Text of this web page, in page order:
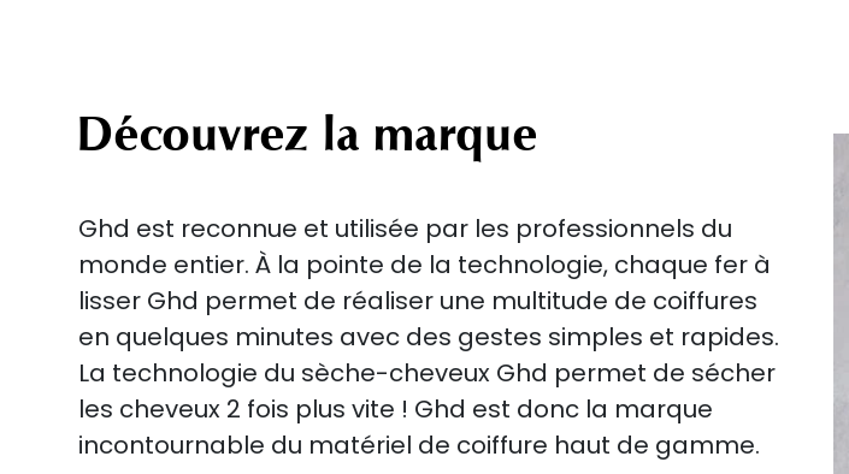
Découvrez la marque
Ghd est reconnue et utilisée par les professionnels du
monde entier. À la pointe de la technologie, chaque fer à
lisser Ghd permet de réaliser une multitude de coiffures
en quelques minutes avec des gestes simples et rapides.
La technologie du sèche-cheveux Ghd permet de sécher
les cheveux 2 fois plus vite ! Ghd est donc la marque
incontournable du matériel de coiffure haut de gamme.